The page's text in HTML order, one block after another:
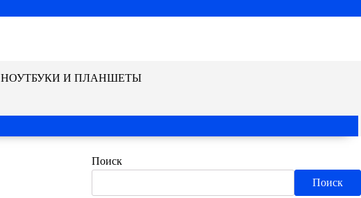
НОУТБУКИ И ПЛАНШЕТЫ
Поиск
Поиск